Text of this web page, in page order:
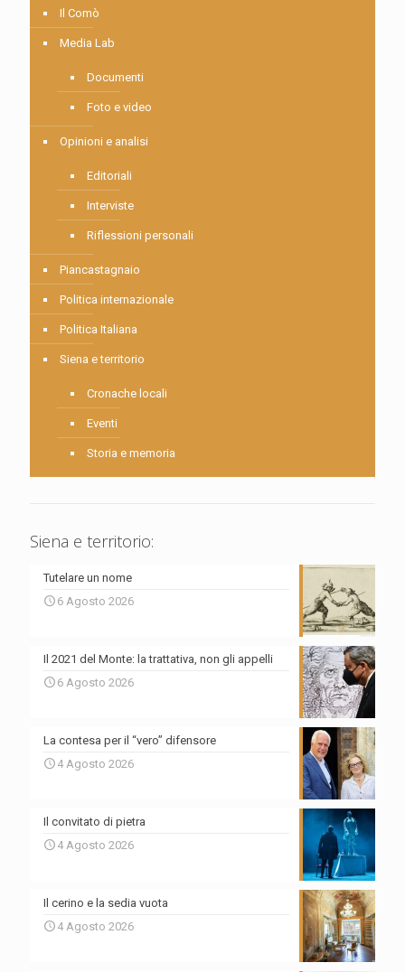
Il Comò
Media Lab
Documenti
Foto e video
Opinioni e analisi
Editoriali
Interviste
Riflessioni personali
Piancastagnaio
Politica internazionale
Politica Italiana
Siena e territorio
Cronache locali
Eventi
Storia e memoria
Siena e territorio:
Tutelare un nome
6 Agosto 2026
Il 2021 del Monte: la trattativa, non gli appelli
6 Agosto 2026
La contesa per il “vero” difensore
4 Agosto 2026
Il convitato di pietra
4 Agosto 2026
Il cerino e la sedia vuota
4 Agosto 2026